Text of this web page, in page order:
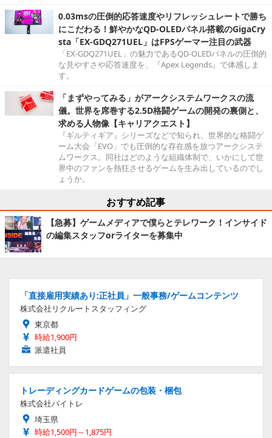
0.03msの圧倒的応答速度やリフレッシュレートで勝ち
にこだわる！鮮やかなQD-OLEDパネル搭載のGigaCry
sta「EX-GDQ271UEL」はFPSゲーマー注目の武器
「EX-GDQ271UEL」の魅力であるQD-OLEDパネルの圧倒的
な見やすさや応答速度を、『Apex Legends』で体感しま
す。
「まずやってみる」がアークシステムワークスの流
儀。世界を席巻する2.5D格闘ゲームの開発の裏側と、
求める人物像【キャリアクエスト】
『ギルティギア』シリーズなどで知られ、世界的な格闘ゲ
ーム大会「EVO」でも圧倒的な存在感を放つアークシステ
ムワークス。同社はどのような組織体制で、いかにして世
界中のファンを熱狂させるゲームを生み出しているのでし
ょうか。
おすすめ記事
【急募】ゲームメディアで僕らとテレワーク！インサイド
の編集スタッフorライターを募集中
「直接雇用実績あり:正社員」一般事務/ゲームコンテンツ
株式会社リクルートスタッフィング
東京都
時給1,900円
派遣社員
トレーディングカードゲームの包装・梱包
株式会社バイトレ
埼玉県
時給1,500円～1,875円